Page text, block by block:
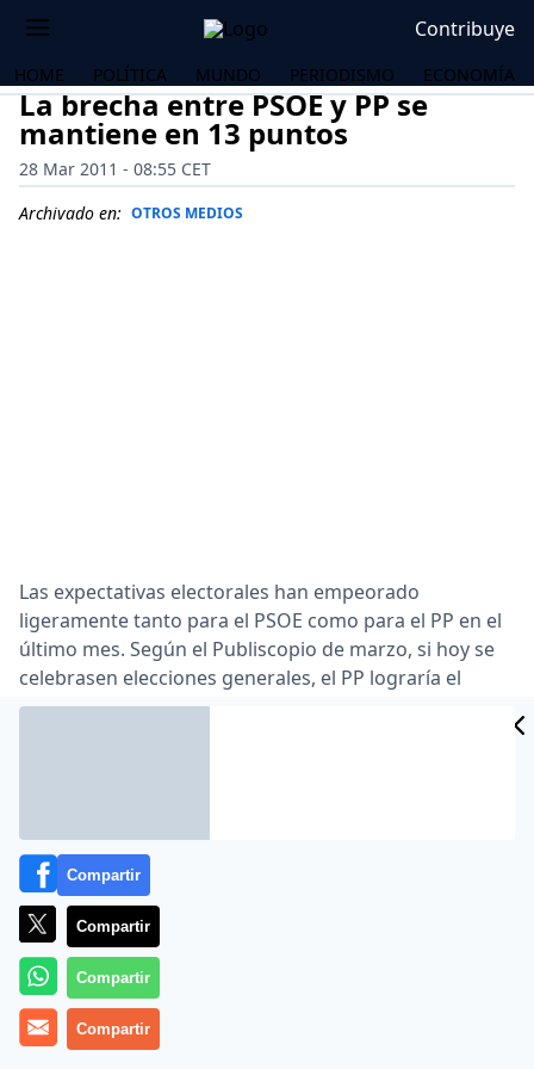
Contribuye
HOME POLÍTICA MUNDO PERIODISMO ECONOMÍA
La brecha entre PSOE y PP se
mantiene en 13 puntos
28 Mar 2011 - 08:55 CET
Archivado en: OTROS MEDIOS
Las expectativas electorales han empeorado
ligeramente tanto para el PSOE como para el PP en el
último mes. Según el Publiscopio de marzo, si hoy se
celebrasen elecciones generales, el PP lograría el
43,5% de los votos, frente al 44,4% estimado en
Lea el artículo completo en
Compartir
Compartir
Compartir
Compartir